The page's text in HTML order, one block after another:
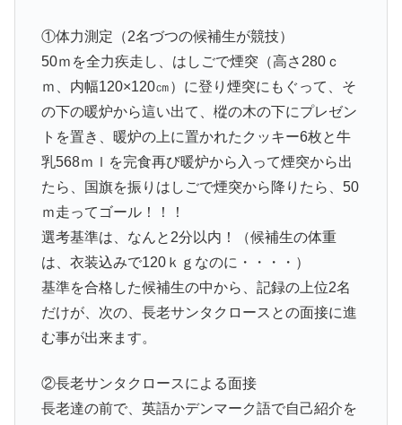
①体力測定（2名づつの候補生が競技）
50ｍを全力疾走し、はしごで煙突（高さ280ｃ
ｍ、内幅120×120㎝）に登り煙突にもぐって、そ
の下の暖炉から這い出て、樅の木の下にプレゼン
トを置き、暖炉の上に置かれたクッキー6枚と牛
乳568ｍｌを完食再び暖炉から入って煙突から出
たら、国旗を振りはしごで煙突から降りたら、50
ｍ走ってゴール！！！
選考基準は、なんと2分以内！（候補生の体重
は、衣装込みで120ｋｇなのに・・・・）
基準を合格した候補生の中から、記録の上位2名
だけが、次の、長老サンタクロースとの面接に進
む事が出来ます。
②長老サンタクロースによる面接
長老達の前で、英語かデンマーク語で自己紹介を